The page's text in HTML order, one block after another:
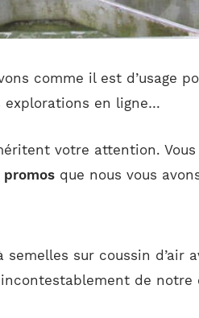
comme il est d’usage
explorations en ligne…
votre attention.
que nous vous
semelles sur coussin d’air
de notre